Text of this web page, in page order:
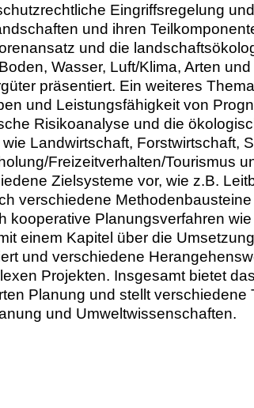
Eingriffsregelung
und ihren
und die
Wasser, Luft/Klima, Arten
präsentiert. Ein weiteres
und Leistungsfähigkeit von
Risikoanalyse und die
Landwirtschaft, Forstwirtschaft,
Freizeitverhalten/Tourismus
Zielsysteme vor, wie z.B.
verschiedene
kooperative Planungsverfahren
einem Kapitel über die
und verschiedene
Projekten. Insgesamt bietet
Planung und stellt
und Umweltwissenschaften.